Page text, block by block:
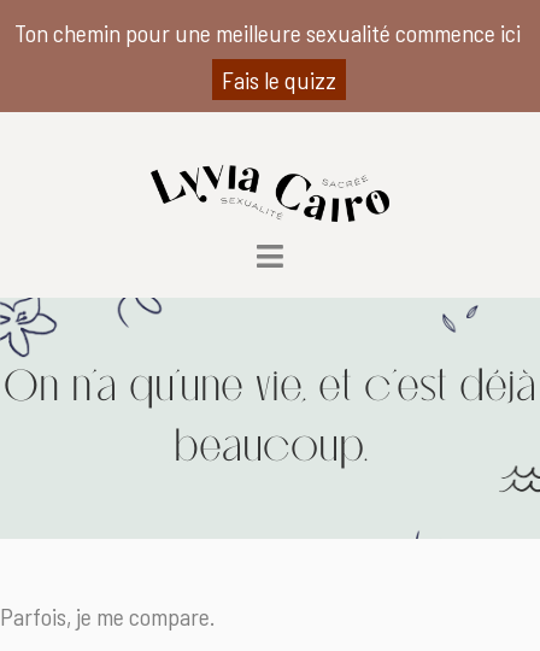
On n’a qu’une vie, et c’est déjà
beaucoup.
Parfois, je me compare.
Ton chemin pour une meilleure sexualité commence ici
Fais le quizz